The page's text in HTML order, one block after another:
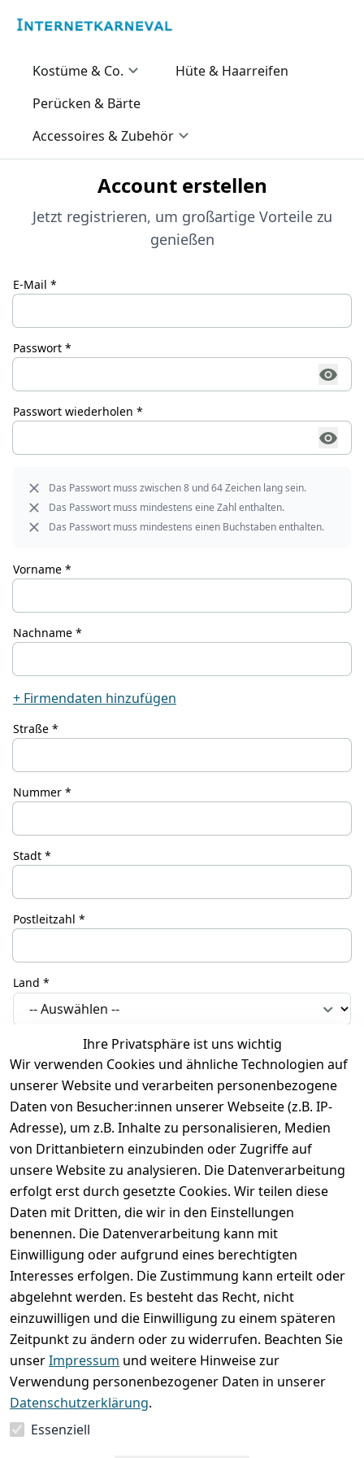
Kostüme & Co.
Hüte & Haarreifen
Perücken & Bärte
Accessoires & Zubehör
Account erstellen
Jetzt registrieren, um großartige Vorteile zu
genießen
E-Mail *
Passwort *
Passwort wiederholen *
Das Passwort muss zwischen 8 und 64 Zeichen lang sein.
Das Passwort muss mindestens eine Zahl enthalten.
Das Passwort muss mindestens einen Buchstaben enthalten.
Vorname *
Nachname *
+ Firmendaten hinzufügen
Straße *
Nummer *
Stadt *
Postleitzahl *
Land *
Hiermit bestätige ich, dass ich dieDatenschutzerklärung
gelesen habe.*
Account erstellen
Ihre Privatsphäre ist uns wichtig
Wir verwenden Cookies und ähnliche Technologien auf
unserer Website und verarbeiten personenbezogene
Daten von Besucher:innen unserer Webseite (z.B. IP-
Adresse), um z.B. Inhalte zu personalisieren, Medien
von Drittanbietern einzubinden oder Zugriffe auf
unsere Website zu analysieren. Die Datenverarbeitung
erfolgt erst durch gesetzte Cookies. Wir teilen diese
Daten mit Dritten, die wir in den Einstellungen
benennen. Die Datenverarbeitung kann mit
Einwilligung oder aufgrund eines berechtigten
Interesses erfolgen. Die Zustimmung kann erteilt oder
abgelehnt werden. Es besteht das Recht, nicht
einzuwilligen und die Einwilligung zu einem späteren
Zeitpunkt zu ändern oder zu widerrufen. Beachten Sie
unserImpressum und weitere Hinweise zur
Verwendung personenbezogener Daten in unserer
Datenschutzerklärung.
Essenziell
Rechtliches
Impressum
Datenschutze
rklärung
Batterieentsor
gung
Widerrufsrec
Services
Kontakt
Registrieren
Zahlung und
Versand
Umtausch /
Reklamation
Wir
versenden
mit
Folgt uns
gern auf
Zahle
bequem per